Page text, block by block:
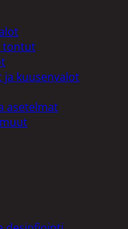
tontut
ja kuusenvalot
asetelmat